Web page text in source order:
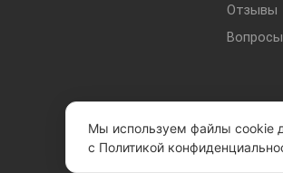
Отзывы
Мы используем файлы cookie
с Политикой